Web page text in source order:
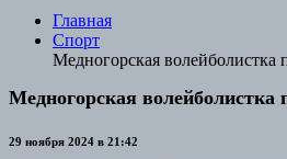
Главная
Спорт
Медногорская волейболистка
Медногорская волейболистка
29 ноября 2024 в 21:42